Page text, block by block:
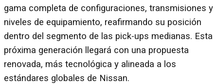
gama completa de configuraciones, transmisiones y
niveles de equipamiento, reafirmando su posición
dentro del segmento de las pick-ups medianas. Esta
próxima generación llegará con una propuesta
renovada, más tecnológica y alineada a los
estándares globales de Nissan.